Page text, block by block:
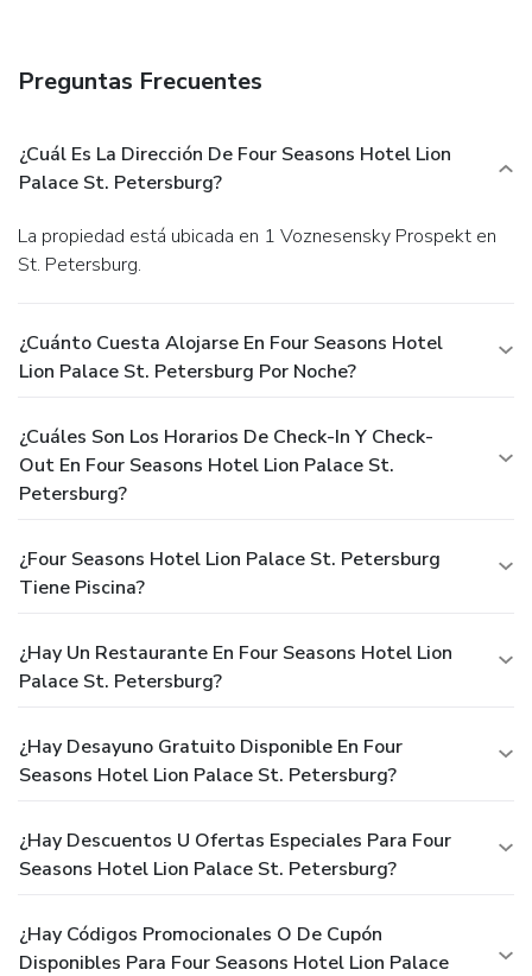
restaurants, or stay in and take advantage of the 24-hour
bar/lounge. Buffet breakfasts are available daily from 7 AM
to 11 AM for a fee. Featured amenities include
complimentary wired Internet access, a 24-hour business
center, and limo/town car service. Planning an event in St.
Petersburg? This hotel has facilities measuring 9203
square feet (855 square meters), including a conference
Preguntas Frecuentes
¿Cuál Es La Dirección De Four Seasons Hotel Lion
Palace St. Petersburg?
La propiedad está ubicada en 1 Voznesensky Prospekt en
St. Petersburg.
¿Cuánto Cuesta Alojarse En Four Seasons Hotel
Lion Palace St. Petersburg Por Noche?
¿Cuáles Son Los Horarios De Check-In Y Check-
Out En Four Seasons Hotel Lion Palace St.
Petersburg?
¿Four Seasons Hotel Lion Palace St. Petersburg
Tiene Piscina?
¿Hay Un Restaurante En Four Seasons Hotel Lion
Palace St. Petersburg?
¿Hay Desayuno Gratuito Disponible En Four
Seasons Hotel Lion Palace St. Petersburg?
¿Hay Descuentos U Ofertas Especiales Para Four
Seasons Hotel Lion Palace St. Petersburg?
¿Hay Códigos Promocionales O De Cupón
Disponibles Para Four Seasons Hotel Lion Palace